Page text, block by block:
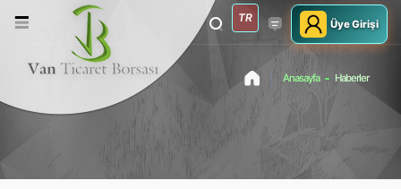
TR Üye Girişi
Anasayfa Haberler